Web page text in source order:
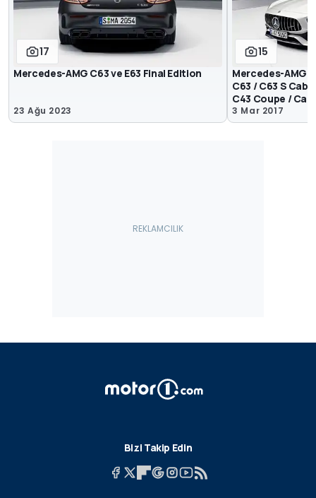
17
Mercedes-AMG C63 ve E63 Final Edition
23 Ağu 2023
15
Mercedes-AMG
C63 / C63 S
C43 Coupe /
3 Mar 2017
Bizi Takip Edin